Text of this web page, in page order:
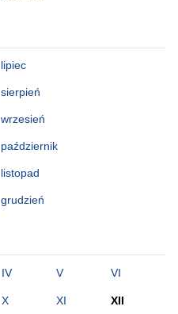
lipiec
sierpień
wrzesień
październik
listopad
grudzień
IV V VI
X XI XII